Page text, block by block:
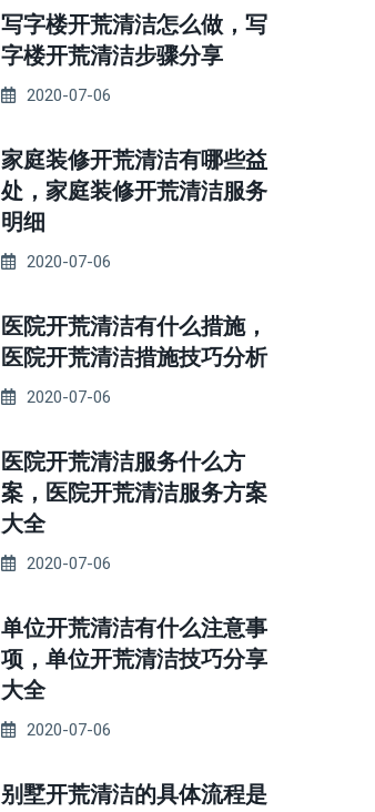
写字楼开荒清洁怎么做，写
字楼开荒清洁步骤分享
2020-07-06
家庭装修开荒清洁有哪些益
处，家庭装修开荒清洁服务
明细
2020-07-06
医院开荒清洁有什么措施，
医院开荒清洁措施技巧分析
2020-07-06
医院开荒清洁服务什么方
案，医院开荒清洁服务方案
大全
2020-07-06
单位开荒清洁有什么注意事
项，单位开荒清洁技巧分享
大全
2020-07-06
别墅开荒清洁的具体流程是